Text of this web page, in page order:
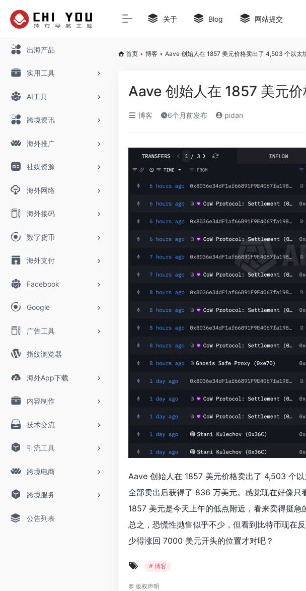
出海产品
实用工具
AI工具
跨境资讯
海外推广
社媒资源
海外网络
海外接码
数字货币
海外支付
Facebook
Google
广告工具
指纹浏览器
海外App下载
内容制作
技术交流
引流工具
跨境电商
跨境服务
公告列表
关于 Blog 网站提交
首页 • 博客 • Aave 创始人在 1857 美元价格卖出了 4,503 个以太
Aave 创始人在 1857 美元
博客 6个月前发布 pidan
Aave 创始人在 1857 美元价格卖出了 4,503 个
全部卖出后获得了 836 万美元。感觉现在好像只
1857 美元是今天上午的低点附近，看来卖得挺急
总之，恐慌性抛售似乎不少，但看到比特币现在
少得涨回 7000 美元开头的位置才对吧？
# 博客
© 版权声明